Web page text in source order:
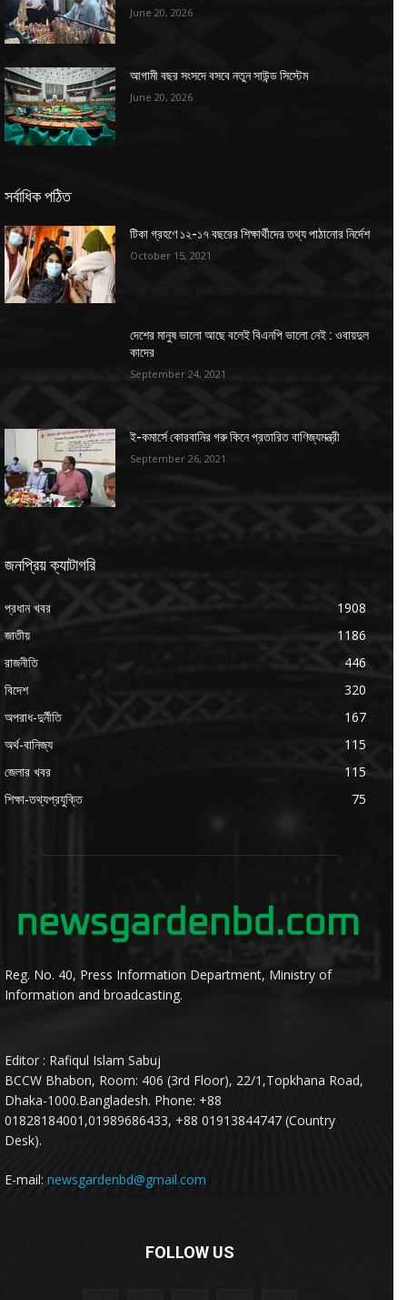
June 20, 2026
আগামী বছর সংসদে বসবে নতুন সাউন্ড সিস্টেম
June 20, 2026
সর্বাধিক পঠিত
টিকা গ্রহণে ১২-১৭ বছরের শিক্ষার্থীদের তথ্য পাঠানোর নির্দেশ
October 15, 2021
দেশের মানুষ ভালো আছে বলেই বিএনপি ভালো নেই : ওবায়দুল
কাদের
September 24, 2021
ই-কমার্সে কোরবানির গরু কিনে প্রতারিত বাণিজ্যমন্ত্রী
September 26, 2021
জনপ্রিয় ক্যাটাগরি
প্রধান খবর
1908
জাতীয়
1186
রাজনীতি
446
বিদেশ
320
অপরাধ-দুর্নীতি
167
অর্থ-বানিজ্য
115
জেলার খবর
115
শিক্ষা-তথ্যপ্রযুক্তি
75
Reg. No. 40, Press Information Department, Ministry of
Information and broadcasting.
Editor : Rafiqul Islam Sabuj
BCCW Bhabon, Room: 406 (3rd Floor), 22/1,Topkhana Road,
Dhaka-1000.Bangladesh. Phone: +88
01828184001,01989686433, +88 01913844747 (Country
Desk).
E-mail: newsgardenbd@gmail.com
FOLLOW US